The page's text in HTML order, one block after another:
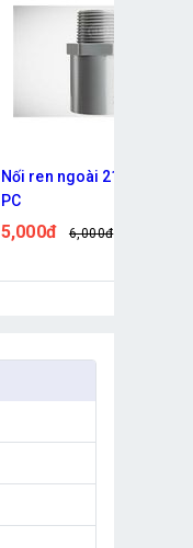
Combo 5m ống LDPE
10mm (8x10) loại tốt, dây
tưới cây loại tốt nhựa
20,000đ 23,000đ